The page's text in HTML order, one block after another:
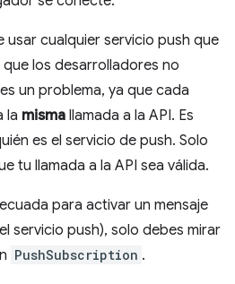
cualquier servicio push que
los desarrolladores no
un problema, ya que cada
la misma llamada a la API. Es
es el servicio de push. Solo
tu llamada a la API sea válida.
para activar un mensaje
servicio push), solo debes mirar
PushSubscription .